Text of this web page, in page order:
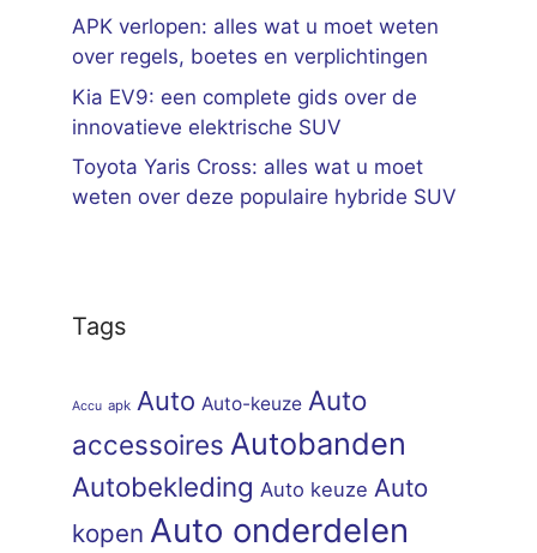
APK verlopen: alles wat u moet weten
over regels, boetes en verplichtingen
Kia EV9: een complete gids over de
innovatieve elektrische SUV
Toyota Yaris Cross: alles wat u moet
weten over deze populaire hybride SUV
Tags
Accu apk Auto Auto-keuze Auto
accessoires Autobanden
Autobekleding Auto keuze Auto
kopen Auto onderdelen